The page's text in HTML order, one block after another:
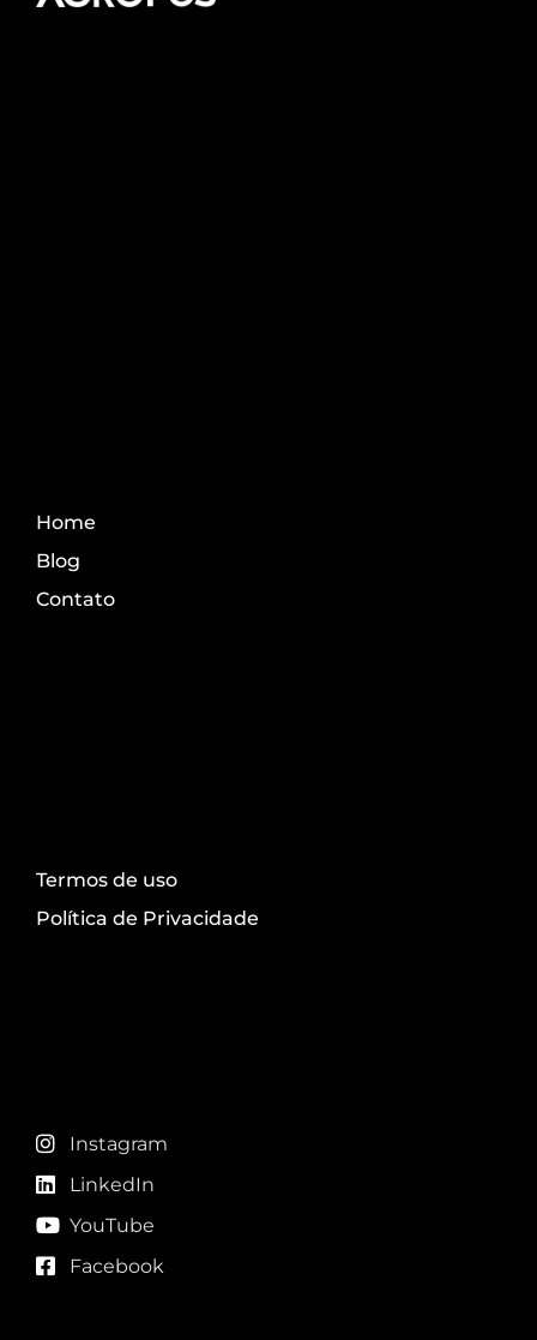
Home
Blog
Contato
Termos de uso
Política de Privacidade
Instagram
LinkedIn
YouTube
Facebook